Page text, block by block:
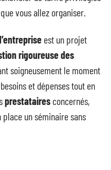
vous allez organiser.
est un projet
rigoureuse des
soigneusement le moment
et dépenses tout en
prestataires concernés,
un séminaire sans